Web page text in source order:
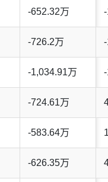
-652.32万
-726.2万
-1,034.91万
-724.61万
-583.64万
-626.35万